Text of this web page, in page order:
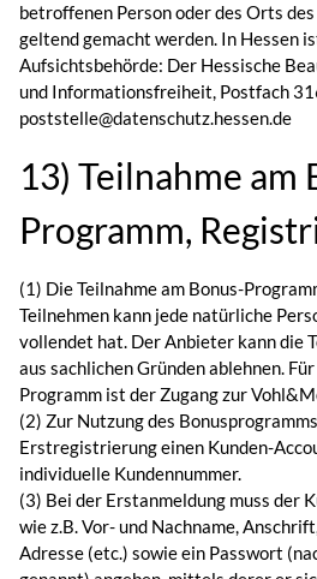
betroffenen Person oder des Orts
geltend gemacht werden. In Hessen
Aufsichtsbehörde: Der Hessische
und Informationsfreiheit, Postfach
poststelle@datenschutz.hessen.de
13) Teilnahme am
Programm,
(1) Die Teilnahme am Bonus-
Teilnehmen kann jede natürliche
vollendet hat. Der Anbieter kann die
aus sachlichen Gründen ablehnen.
Programm ist der Zugang zur
(2) Zur Nutzung des
Erstregistrierung einen Kunden-
individuelle Kundennummer.
(3) Bei der Erstanmeldung muss der
wie z.B. Vor- und Nachname,
Adresse (etc.) sowie ein Passwort